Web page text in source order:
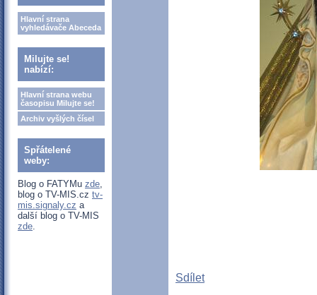
Hlavní strana
vyhledávače Abeceda
Milujte se!
nabízí:
Hlavní strana webu
časopisu Milujte se!
Archiv vyšlých čísel
Spřátelené
weby:
Blog o FATYMu zde,
blog o TV-MIS.cz tv-
mis.signaly.cz a
další blog o TV-MIS
zde.
Sdílet